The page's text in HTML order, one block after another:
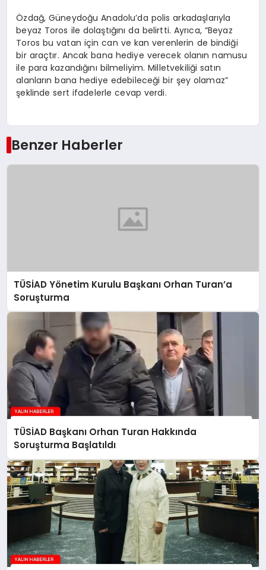
Özdağ, Güneydoğu Anadolu’da polis arkadaşlarıyla
beyaz Toros ile dolaştığını da belirtti. Ayrıca, “Beyaz
Toros bu vatan için can ve kan verenlerin de bindiği
bir araçtır. Ancak bana hediye verecek olanın namusu
ile para kazandığını bilmeliyim. Milletvekiliği satın
alanların bana hediye edebileceği bir şey olamaz”
şeklinde sert ifadelerle cevap verdi.
Benzer Haberler
TÜSİAD Yönetim Kurulu Başkanı Orhan Turan’a
Soruşturma
TÜSİAD Başkanı Orhan Turan Hakkında
Soruşturma Başlatıldı